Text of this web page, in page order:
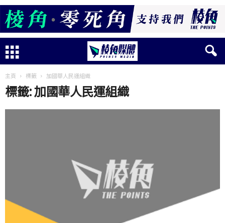
主頁 標籤 加國華人民運組織
標籤: 加國華人民運組織